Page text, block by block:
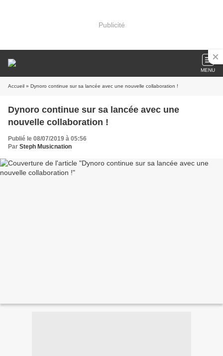
Publicité
MENU
Accueil » Dynoro continue sur sa lancée avec une nouvelle collaboration !
Dynoro continue sur sa lancée avec une
nouvelle collaboration !
Publié le 08/07/2019 à 05:56
Par Steph Musicnation